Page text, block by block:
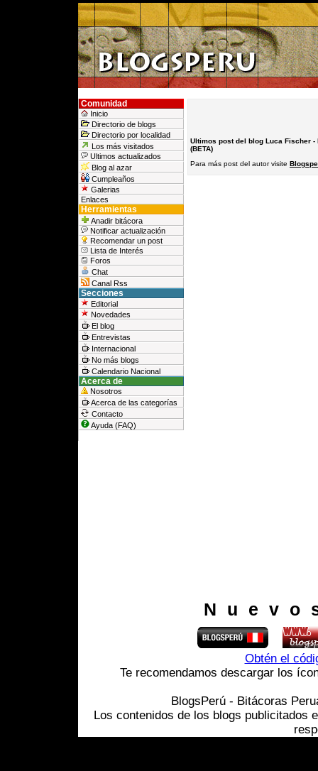
Comunidad
Inicio
Directorio de blogs
Directorio por localidad
Los más visitados
Ultimos actualizados
Blog al azar
Cumpleaños
Galerias
Enlaces
Herramientas
Anadir bitácora
Notificar actualización
Recomendar un post
Lista de Interés
Foros
Chat
Canal Rss
Secciones
Editorial
Novedades
El blog
Entrevistas
Internacional
No más blogs
Calendario Nacional
Acerca de
Nosotros
Acerca de las categorías
Contacto
Ayuda (FAQ)
Ultimos post del blog Luca Fischer
(BETA)
Para más post del autor visite
Obtén el
Te recomendamos descargar los
BlogsPerú - Bitácoras
Los contenidos de los blogs publicitados